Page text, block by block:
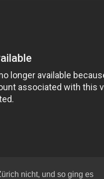
nicht, und so ging es